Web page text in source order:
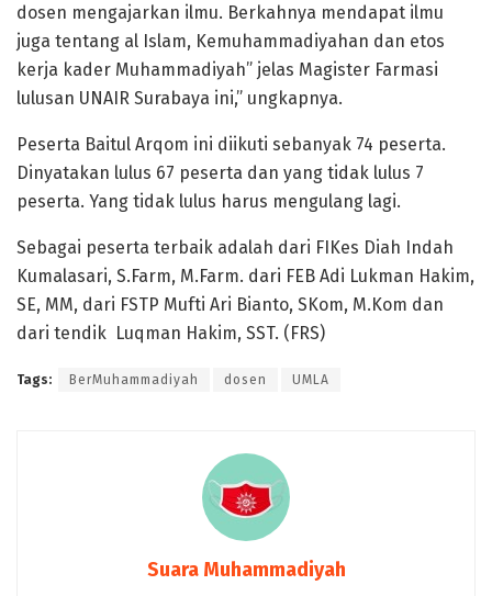
dosen mengajarkan ilmu. Berkahnya mendapat ilmu
juga tentang al Islam, Kemuhammadiyahan dan etos
kerja kader Muhammadiyah” jelas Magister Farmasi
lulusan UNAIR Surabaya ini,” ungkapnya.
Peserta Baitul Arqom ini diikuti sebanyak 74 peserta.
Dinyatakan lulus 67 peserta dan yang tidak lulus 7
peserta. Yang tidak lulus harus mengulang lagi.
Sebagai peserta terbaik adalah dari FIKes Diah Indah
Kumalasari, S.Farm, M.Farm. dari FEB Adi Lukman Hakim,
SE, MM, dari FSTP Mufti Ari Bianto, SKom, M.Kom dan
dari tendik Luqman Hakim, SST. (FRS)
Tags: BerMuhammadiyah dosen UMLA
Suara Muhammadiyah